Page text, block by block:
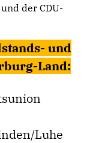
der CDU-
und
Land:
Luhe